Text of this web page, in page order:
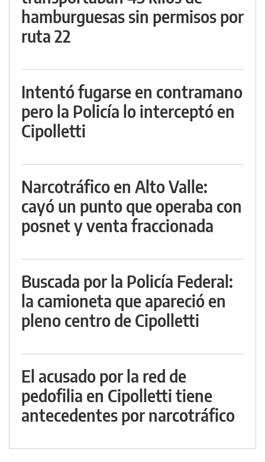
hamburguesas sin permisos por
ruta 22
Intentó fugarse en contramano
pero la Policía lo interceptó en
Cipolletti
Narcotráfico en Alto Valle:
cayó un punto que operaba con
posnet y venta fraccionada
Buscada por la Policía Federal:
la camioneta que apareció en
pleno centro de Cipolletti
El acusado por la red de
pedofilia en Cipolletti tiene
antecedentes por narcotráfico